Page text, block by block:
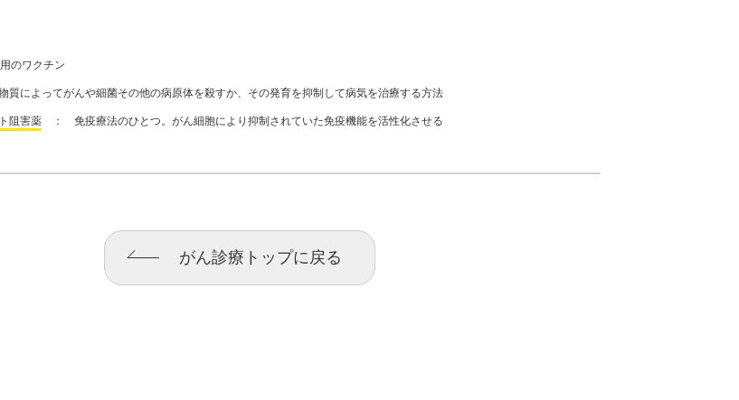
のワクチン
によってがんや細菌その他の病原体を殺すか、その発育を抑制して病気を治療する方法
阻害薬 ： 免疫療法のひとつ。がん細胞により抑制されていた免疫機能を活性化させる
がん診療トップに戻る